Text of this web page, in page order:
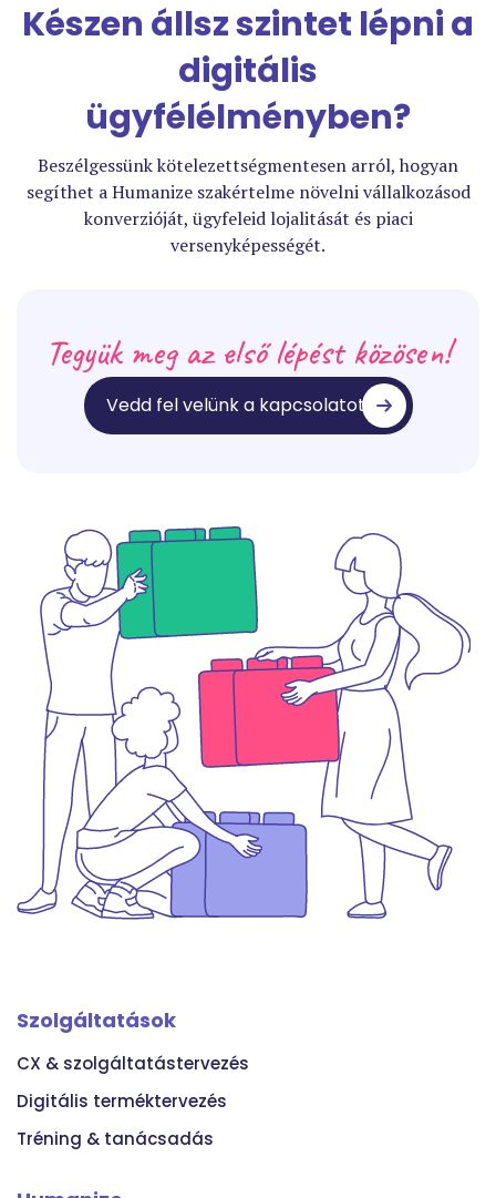
Készen állsz szintet lépni a
digitális
ügyfélélményben?
Beszélgessünk kötelezettségmentesen arról, hogyan
segíthet a Humanize szakértelme növelni vállalkozásod
konverzióját, ügyfeleid lojalitását és piaci
versenyképességét.
Tegyük meg az első lépést közösen!
Vedd fel velünk a kapcsolatot
Szolgáltatások
CX & szolgáltatástervezés
Digitális terméktervezés
Tréning & tanácsadás